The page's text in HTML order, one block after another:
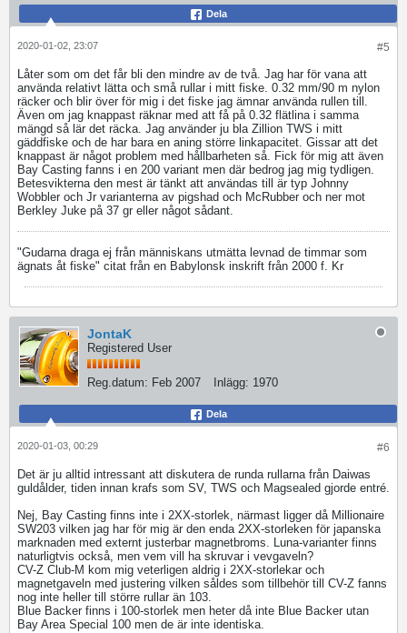
Dela
#5
2020-01-02, 23:07
Låter som om det får bli den mindre av de två. Jag har för vana att
använda relativt lätta och små rullar i mitt fiske. 0.32 mm/90 m nylon
räcker och blir över för mig i det fiske jag ämnar använda rullen till.
Även om jag knappast räknar med att få på 0.32 flätlina i samma
mängd så lär det räcka. Jag använder ju bla Zillion TWS i mitt
gäddfiske och de har bara en aning större linkapacitet. Gissar att det
knappast är något problem med hållbarheten så. Fick för mig att även
Bay Casting fanns i en 200 variant men där bedrog jag mig tydligen.
Betesvikterna den mest är tänkt att användas till är typ Johnny
Wobbler och Jr varianterna av pigshad och McRubber och ner mot
Berkley Juke på 37 gr eller något sådant.
"Gudarna draga ej från människans utmätta levnad de timmar som
ägnats åt fiske" citat från en Babylonsk inskrift från 2000 f. Kr
JontaK
Registered User
Reg.datum: Feb 2007 Inlägg: 1970
Dela
#6
2020-01-03, 00:29
Det är ju alltid intressant att diskutera de runda rullarna från Daiwas
guldålder, tiden innan krafs som SV, TWS och Magsealed gjorde entré.
Nej, Bay Casting finns inte i 2XX-storlek, närmast ligger då Millionaire
SW203 vilken jag har för mig är den enda 2XX-storleken för japanska
marknaden med externt justerbar magnetbroms. Luna-varianter finns
naturligtvis också, men vem vill ha skruvar i vevgaveln?
CV-Z Club-M kom mig veterligen aldrig i 2XX-storlekar och
magnetgaveln med justering vilken såldes som tillbehör till CV-Z fanns
nog inte heller till större rullar än 103.
Blue Backer finns i 100-storlek men heter då inte Blue Backer utan
Bay Area Special 100 men de är inte identiska.